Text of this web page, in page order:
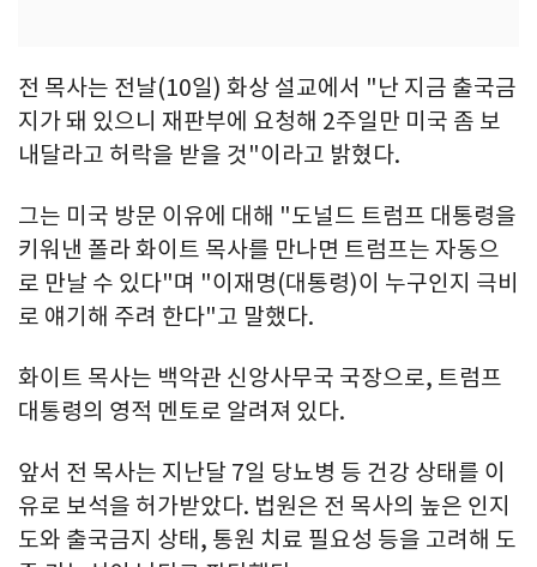
전 목사는 전날(10일) 화상 설교에서 "난 지금 출국금
지가 돼 있으니 재판부에 요청해 2주일만 미국 좀 보
내달라고 허락을 받을 것"이라고 밝혔다.
그는 미국 방문 이유에 대해 "도널드 트럼프 대통령을
키워낸 폴라 화이트 목사를 만나면 트럼프는 자동으
로 만날 수 있다"며 "이재명(대통령)이 누구인지 극비
로 얘기해 주려 한다"고 말했다.
화이트 목사는 백악관 신앙사무국 국장으로, 트럼프
대통령의 영적 멘토로 알려져 있다.
앞서 전 목사는 지난달 7일 당뇨병 등 건강 상태를 이
유로 보석을 허가받았다. 법원은 전 목사의 높은 인지
도와 출국금지 상태, 통원 치료 필요성 등을 고려해 도